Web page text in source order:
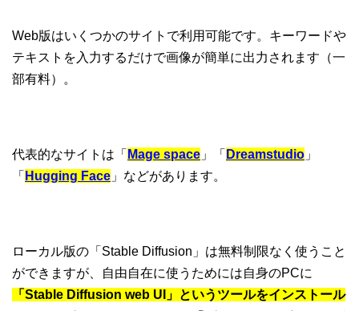
Web版はいくつかのサイトで利用可能です。キーワードや
テキストを入力するだけで画像が簡単に出力されます（一
部有料）。
代表的なサイトは「 Mage space 」「 Dreamstudio 」
「 Hugging Face 」などがあります。
ローカル版の「Stable Diffusion」は無料制限なく使うこと
ができますが、自由自在に使うためには自身のPCに
「Stable Diffusion web UI」というツールをインストール